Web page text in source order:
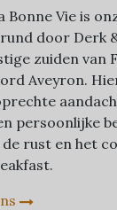
Bonne Vie is
door Derk
zuiden van
Aveyron.
persoonlijke
de rust en het